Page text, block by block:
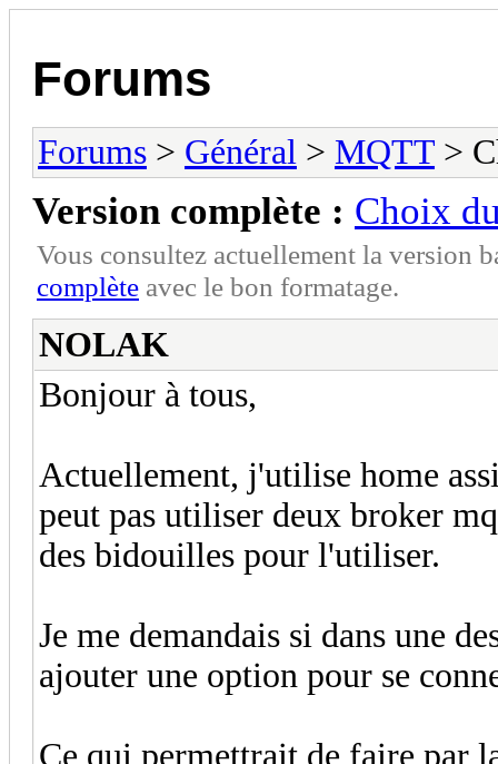
Forums
Forums > Général > MQTT >
Version complète : Choix
Vous consultez actuellement la version
complète avec le bon formatage.
NOLAK
Bonjour à tous,
Actuellement, j'utilise home
peut pas utiliser deux broker
des bidouilles pour l'utiliser.
Je me demandais si dans une
ajouter une option pour se
Ce qui permettrait de faire par